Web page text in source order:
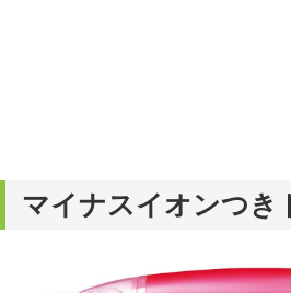
マイナスイオンつき